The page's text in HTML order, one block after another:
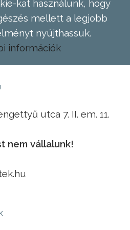
kat használunk, hogy
mellett a legjobb
nyújthassuk.
információk
utca 7. II. em. 11.
nem vállalunk!